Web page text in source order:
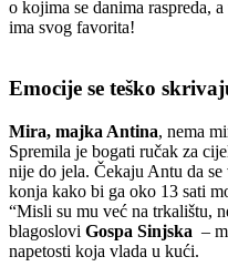
o kojima se danima raspreda,
ima svog favorita!
Emocije se teško
Mira, majka Antina, nema
Spremila je bogati ručak za
nije do jela. Čekaju Antu da
konja kako bi ga oko 13 sati
“Misli su mu već na trkalištu,
blagoslovi Gospa Sinjska –
napetosti koja vlada u kući.